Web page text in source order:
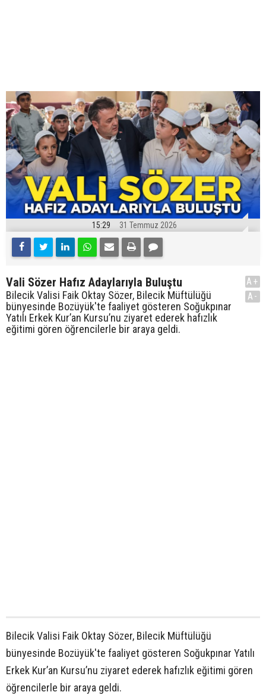
15:29 31 Temmuz 2026
Vali Sözer Hafız Adaylarıyla Buluştu
Bilecik Valisi Faik Oktay Sözer, Bilecik Müftülüğü
bünyesinde Bozüyük'te faaliyet gösteren Soğukpınar
Yatılı Erkek Kur’an Kursu’nu ziyaret ederek hafızlık
eğitimi gören öğrencilerle bir araya geldi.
A+
A-
Bilecik Valisi Faik Oktay Sözer, Bilecik Müftülüğü
bünyesinde Bozüyük'te faaliyet gösteren Soğukpınar Yatılı
Erkek Kur’an Kursu’nu ziyaret ederek hafızlık eğitimi gören
öğrencilerle bir araya geldi.